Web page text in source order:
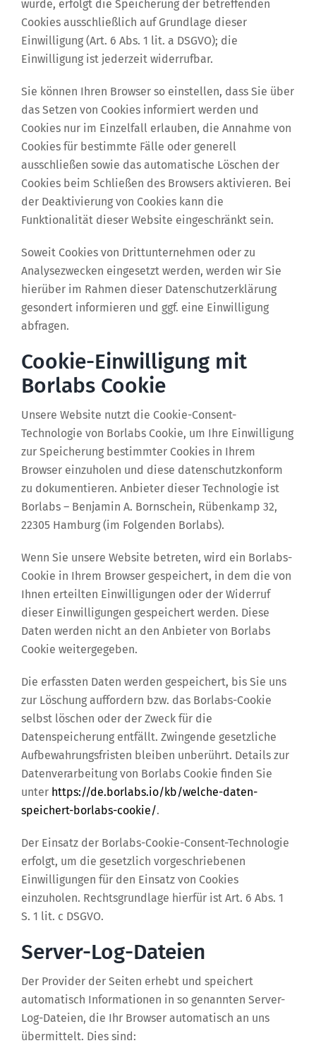
wurde, erfolgt die Speicherung der betreffenden
Cookies ausschließlich auf Grundlage dieser
Einwilligung (Art. 6 Abs. 1 lit. a DSGVO); die
Einwilligung ist jederzeit widerrufbar.
Sie können Ihren Browser so einstellen, dass Sie über
das Setzen von Cookies informiert werden und
Cookies nur im Einzelfall erlauben, die Annahme von
Cookies für bestimmte Fälle oder generell
ausschließen sowie das automatische Löschen der
Cookies beim Schließen des Browsers aktivieren. Bei
der Deaktivierung von Cookies kann die
Funktionalität dieser Website eingeschränkt sein.
Soweit Cookies von Drittunternehmen oder zu
Analysezwecken eingesetzt werden, werden wir Sie
hierüber im Rahmen dieser Datenschutzerklärung
gesondert informieren und ggf. eine Einwilligung
abfragen.
Cookie-Einwilligung mit
Borlabs Cookie
Unsere Website nutzt die Cookie-Consent-
Technologie von Borlabs Cookie, um Ihre Einwilligung
zur Speicherung bestimmter Cookies in Ihrem
Browser einzuholen und diese datenschutzkonform
zu dokumentieren. Anbieter dieser Technologie ist
Borlabs – Benjamin A. Bornschein, Rübenkamp 32,
22305 Hamburg (im Folgenden Borlabs).
Wenn Sie unsere Website betreten, wird ein Borlabs-
Cookie in Ihrem Browser gespeichert, in dem die von
Ihnen erteilten Einwilligungen oder der Widerruf
dieser Einwilligungen gespeichert werden. Diese
Daten werden nicht an den Anbieter von Borlabs
Cookie weitergegeben.
Die erfassten Daten werden gespeichert, bis Sie uns
zur Löschung auffordern bzw. das Borlabs-Cookie
selbst löschen oder der Zweck für die
Datenspeicherung entfällt. Zwingende gesetzliche
Aufbewahrungsfristen bleiben unberührt. Details zur
Datenverarbeitung von Borlabs Cookie finden Sie
unter https://de.borlabs.io/kb/welche-daten-
speichert-borlabs-cookie/.
Der Einsatz der Borlabs-Cookie-Consent-Technologie
erfolgt, um die gesetzlich vorgeschriebenen
Einwilligungen für den Einsatz von Cookies
einzuholen. Rechtsgrundlage hierfür ist Art. 6 Abs. 1
S. 1 lit. c DSGVO.
Server-Log-Dateien
Der Provider der Seiten erhebt und speichert
automatisch Informationen in so genannten Server-
Log-Dateien, die Ihr Browser automatisch an uns
übermittelt. Dies sind: